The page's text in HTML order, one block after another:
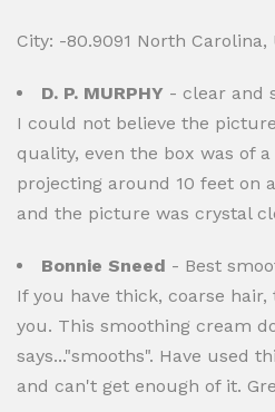
City: -80.9091 North Carolina,
D. P. MURPHY - clear and
I could not believe the
quality, even the box was of
projecting around 10 feet on
and the picture was crystal
Bonnie Sneed - Best
If you have thick, coarse
you. This smoothing cream
says..."smooths". Have used
and can't get enough of it.